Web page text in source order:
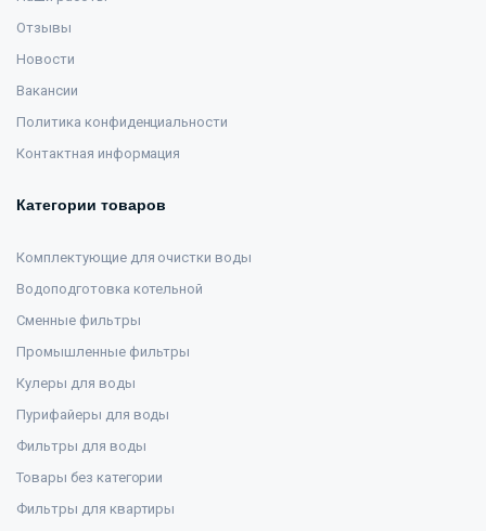
Отзывы
Новости
Вакансии
Политика конфиденциальности
Контактная информация
Категории товаров
Комплектующие для очистки воды
Водоподготовка котельной
Сменные фильтры
Промышленные фильтры
Кулеры для воды
Пурифайеры для воды
Фильтры для воды
Товары без категории
Фильтры для квартиры